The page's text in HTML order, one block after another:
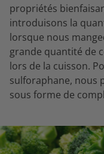
propriétés
introduisons la
lorsque nous
grande quantité de
lors de la cuisson.
sulforaphane, nous
sous forme de